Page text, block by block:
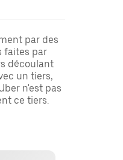
par des
faites par
découlant
un tiers,
n'est pas
ce tiers.